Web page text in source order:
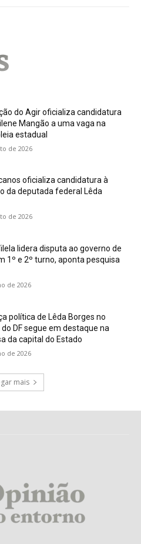
do Agir oficializa candidatura
Mangão a uma vaga na
estadual
de 2026
oficializa candidatura à
da deputada federal Lêda
de 2026
lidera disputa ao governo de
1º e 2º turno, aponta pesquisa
de 2026
política de Lêda Borges no
DF segue em destaque na
da capital do Estado
de 2026
mais